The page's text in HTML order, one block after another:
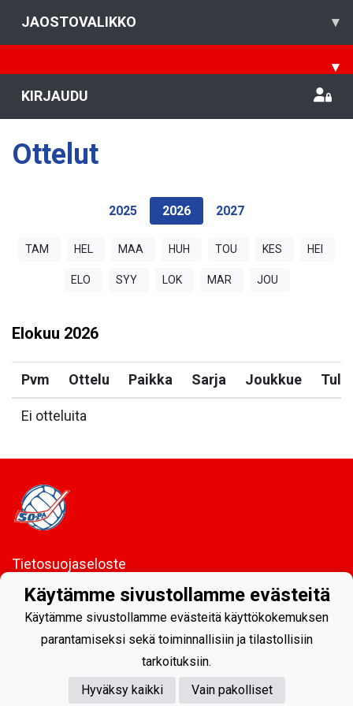
JAOSTOVALIKKO ▾
▾
KIRJAUDU
Ottelut
2025 2026 2027
TAM HEL MAA HUH TOU KES HEI
ELO SYY LOK MAR JOU
Elokuu 2026
Pvm Ottelu Paikka Sarja Joukkue
Ei otteluita
Tietosuojaseloste
Sodankylän Pallo ry - Nuorissa on tulevaisuus
Powered by
Käytämme sivustollamme evästeitä
Käytämme sivustollamme evästeitä käyttökokemuksen
parantamiseksi sekä toiminnallisiin ja tilastollisiin
tarkoituksiin.
Hyväksy kaikki
Vain pakolliset